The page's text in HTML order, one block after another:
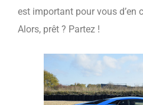
est important pour vous d’en
Alors, prêt ? Partez !